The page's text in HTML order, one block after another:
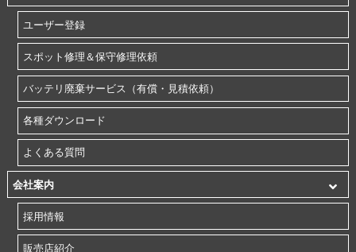
ユーザー登録
スポット修理＆保守修理依頼
バッテリ廃棄サービス（有償・見積依頼）
各種ダウンロード
よくある質問
会社案内
採用情報
販売店紹介